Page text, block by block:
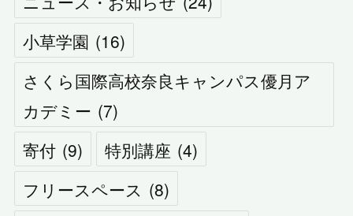
小草学園 (16)
さくら国際高校奈良キャンパス優月ア
カデミー (7)
寄付 (9) 特別講座 (4)
フリースペース (8)